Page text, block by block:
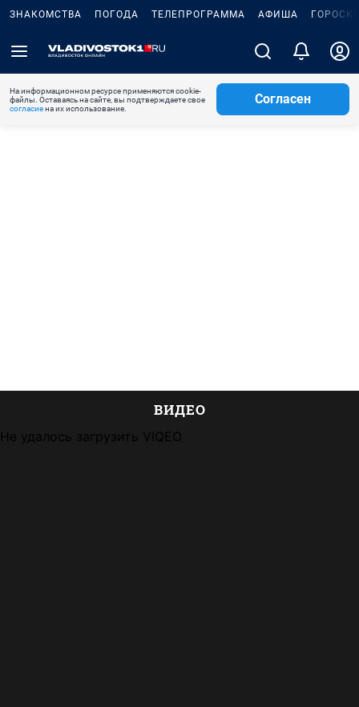
ЗНАКОМСТВА ПОГОДА ТЕЛЕПРОГРАММА АФИША
На информационном ресурсе применяются cookie-
файлы. Оставаясь на сайте, вы подтверждаете свое
согласиена их использование.
Согласен
ВИДЕО
Не удалось загрузить VIQEO